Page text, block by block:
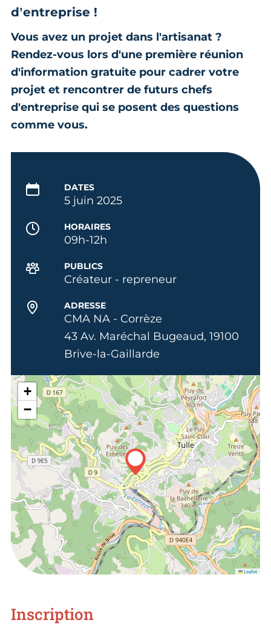
d’entreprise !
Vous avez un projet dans l'artisanat ?
Rendez-vous lors d'une première réunion
d'information gratuite pour cadrer votre
projet et rencontrer de futurs chefs
d'entreprise qui se posent des questions
comme vous.
DATES
5 juin 2025
HORAIRES
09h-12h
PUBLICS
Créateur - repreneur
ADRESSE
CMA NA - Corrèze
43 Av. Maréchal Bugeaud, 19100
Brive-la-Gaillarde
+
−
Leaflet
Inscription